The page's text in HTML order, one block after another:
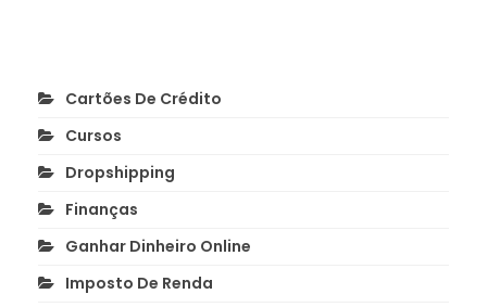
Cartões De Crédito
Cursos
Dropshipping
Finanças
Ganhar Dinheiro Online
Imposto De Renda